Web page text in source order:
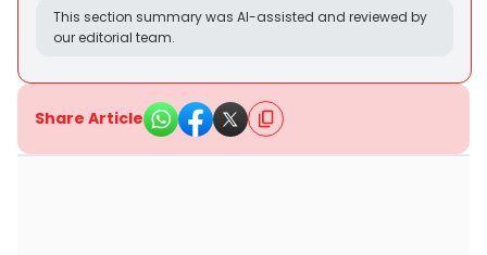
This section summary was AI-assisted and reviewed by
our editorial team.
Share Article